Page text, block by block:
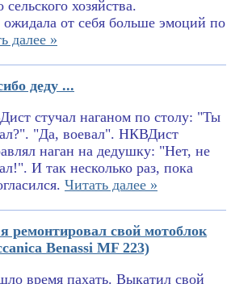
хозяйства.
от себя больше эмоций по
далее »
деду ...
стучал наганом по столу: "Ты
"Да, воевал". НКВДист
наган на дедушку: "Нет, не
И так несколько раз, пока
Читать далее »
ремонтировал свой мотоблок
Benassi MF 223)
время пахать. Выкатил свой